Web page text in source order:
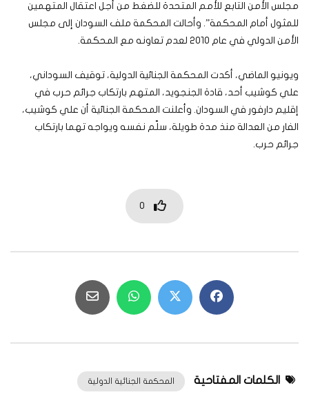
مجلس الأمن التابع للأمم المتحدة للضغط من أجل اعتقال المتهمين
للمثول أمام المحكمة”. وأحالت المحكمة ملف السودان إلى مجلس
الأمن الدولي في عام 2010 لعدم تعاونه مع المحكمة.
ويونيو الماضي، أكدت المحكمة الجنائية الدولية، توقيف السوداني،
علي كوشيب أحد، قادة الجنجويد، المتهم بارتكاب جرائم حرب في
إقليم دارفور في السودان. وأعلنت المحكمة الجنائية أن علي كوشيب،
الفار من العدالة منذ مدة طويلة، سلّم نفسه ويواجه تهما بارتكاب
جرائم حرب.
0
الكلمات المفتاحية المحكمة الجنائية الدولية